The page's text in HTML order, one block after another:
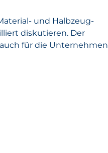
und Halbzeug-
diskutieren. Der
für die Unternehmen